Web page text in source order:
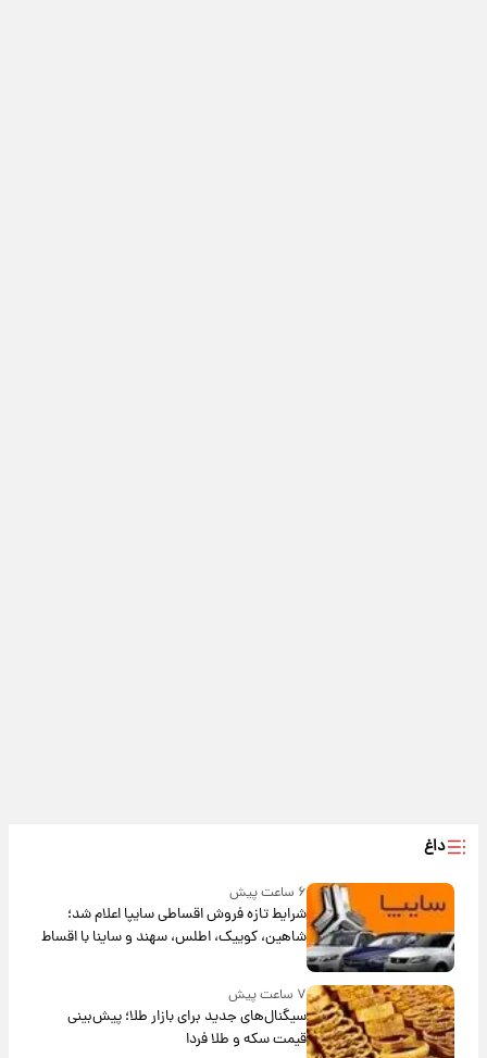
داغ
۶ ساعت پیش
شرایط تازه فروش اقساطی سایپا اعلام شد؛
شاهین، کوییک، اطلس، سهند و ساینا با اقساط
بلندمدت + جدول
۷ ساعت پیش
سیگنال‌های جدید برای بازار طلا؛ پیش‌بینی
قیمت سکه و طلا فردا